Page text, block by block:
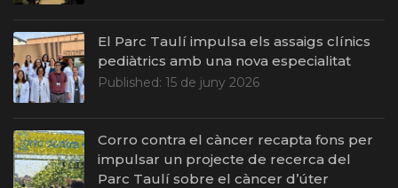
El Parc Taulí impulsa els assaigs clínics
pediàtrics amb una nova especialitat
Published: 15 de juny 2026
Corro contra el càncer recapta fons per
impulsar un projecte de recerca del
Parc Taulí sobre el càncer d’úter